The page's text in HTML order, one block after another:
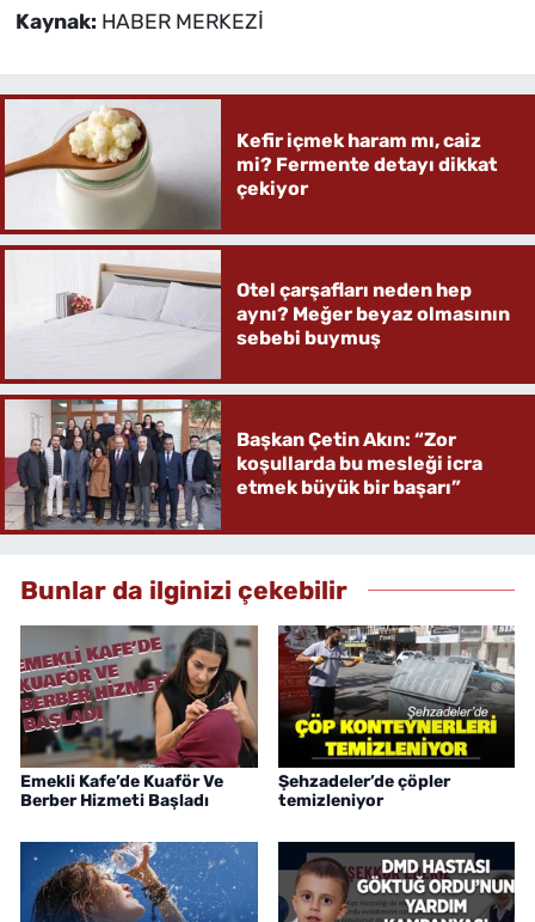
Kaynak: HABER MERKEZİ
Kefir içmek haram mı, caiz
mi? Fermente detayı dikkat
çekiyor
Otel çarşafları neden hep
aynı? Meğer beyaz olmasının
sebebi buymuş
Başkan Çetin Akın: “Zor
koşullarda bu mesleği icra
etmek büyük bir başarı”
Bunlar da ilginizi çekebilir
Emekli Kafe’de Kuaför Ve
Berber Hizmeti Başladı
Şehzadeler’de çöpler
temizleniyor